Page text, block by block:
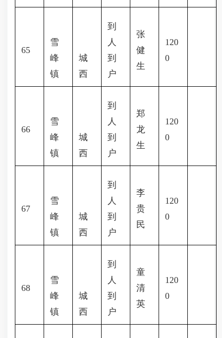
65
雪
峰
镇
城
西
到
人
到
户
张
健
生
120
0
66
雪
峰
镇
城
西
到
人
到
户
郑
龙
生
120
0
67
雪
峰
镇
城
西
到
人
到
户
李
贵
民
120
0
68
雪
峰
镇
城
西
到
人
到
户
童
清
英
120
0